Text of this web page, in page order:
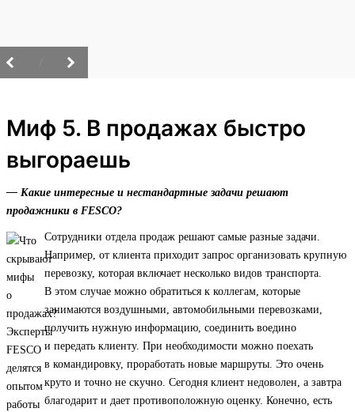
Миф 5. В продажах быстро
выгораешь
— Какие интересные и нестандартные задачи решают
продажники в FESCO?
Сотрудники отдела продаж решают самые разные задачи.
Например, от клиента приходит запрос организовать крупную
перевозку, которая включает несколько видов транспорта.
В этом случае можно обратиться к коллегам, которые
занимаются воздушными, автомобильными перевозками,
получить нужную информацию, соединить воедино
и передать клиенту. При необходимости можно поехать
в командировку, проработать новые маршруты. Это очень
круто и точно не скучно. Сегодня клиент недоволен, а завтра
благодарит и дает противоположную оценку. Конечно, есть